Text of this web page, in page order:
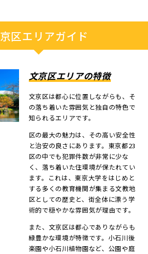
区エリアガイド
文京区エリアの特徴
文京区は都心に位置しながらも、そ
の落ち着いた雰囲気と独自の特色で
知られるエリアです。
区の最大の魅力は、その高い安全性
と治安の良さにあります。東京都23
区の中でも犯罪件数が非常に少な
く、落ち着いた住環境が保たれてい
ます。これは、東京大学をはじめと
する多くの教育機関が集まる文教地
区としての歴史と、街全体に漂う学
術的で穏やかな雰囲気が理由です。
また、文京区は都心でありながらも
緑豊かな環境が特徴です。小石川後
楽園や小石川植物園など、公園や庭